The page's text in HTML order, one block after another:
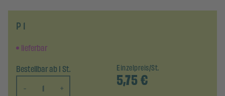
P 1
lieferbar
Bestellbar ab 1 St.
-
+
Einzelpreis/St.
5,75€